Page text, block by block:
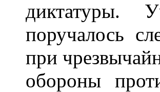
диктатуры.
поручалось
при
обороны